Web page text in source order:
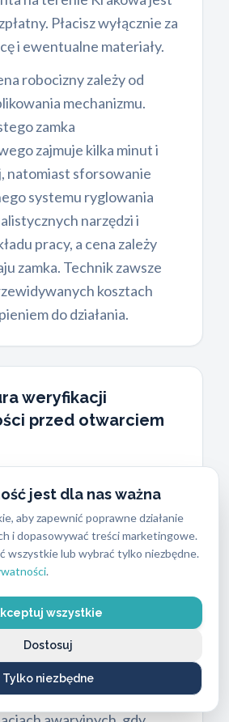
jest dla nas ważna
aby zapewnić poprawne działanie
i dopasowywać treści marketingowe.
wszystkie lub wybrać tylko niezbędne.
.
wszystkie
Tylko niezbędne
Dostosuj
Płacisz wyłącznie za
i ewentualne materiały.
robocizny zależy od
mechanizmu.
zamka
zajmuje kilka minut i
natomiast sforsowanie
systemu ryglowania
narzędzi i
pracy, a cena zależy
zamka. Technik zawsze
kosztach
do działania.
weryfikacji
przed otwarciem
Kraków Bieżanów,
Twoje prawo do wejścia
Jest to wymóg prawny,
nieruchomości
bezprawnego wtargnięcia.
dowodu osobistego z
mieszkanie i nie masz
o okazanie umowy